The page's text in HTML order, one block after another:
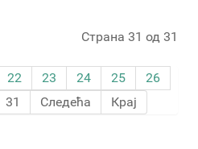
Страна 31 од 31
22 23 24 25
26
31 Следећа Крај